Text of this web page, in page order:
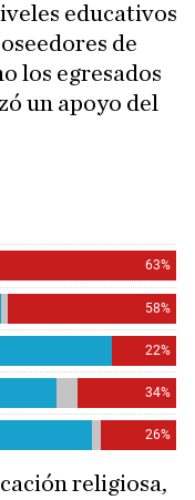
educativos
de
los egresados
un apoyo del
religiosa,